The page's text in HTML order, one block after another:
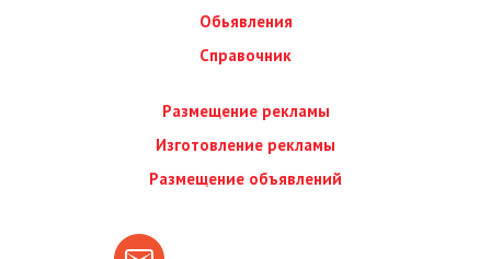
Обьявления
Справочник
Размещение рекламы
Изготовление рекламы
Размещение объявлений